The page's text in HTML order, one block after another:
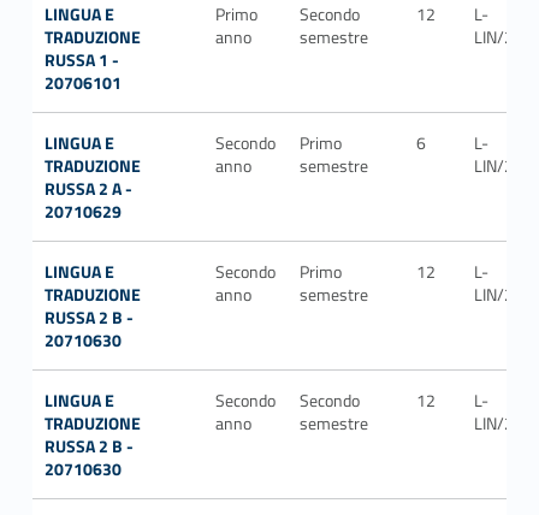
LINGUA E
TRADUZIONE
RUSSA 1 -
20706101
Primo
anno
Secondo
semestre
12
L-
LIN/21
LINGUA E
TRADUZIONE
RUSSA 2 A -
20710629
Secondo
anno
Primo
semestre
6
L-
LIN/21
LINGUA E
TRADUZIONE
RUSSA 2 B -
20710630
Secondo
anno
Primo
semestre
12
L-
LIN/21
LINGUA E
TRADUZIONE
RUSSA 2 B -
20710630
Secondo
anno
Secondo
semestre
12
L-
LIN/21